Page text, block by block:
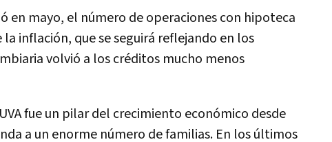
en mayo, el número de operaciones con hipoteca
inflación, que se seguirá reflejando en los
volvió a los créditos mucho menos
fue un pilar del crecimiento económico desde
a un enorme número de familias. En los últimos